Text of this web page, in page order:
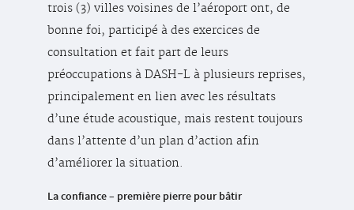
trois (3) villes voisines de l’aéroport ont, de
bonne foi, participé à des exercices de
consultation et fait part de leurs
préoccupations à DASH-L à plusieurs reprises,
principalement en lien avec les résultats
d’une étude acoustique, mais restent toujours
dans l’attente d’un plan d’action afin
d’améliorer la situation.
La confiance – première pierre pour bâtir